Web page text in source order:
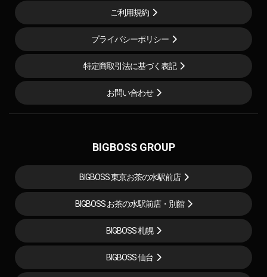
ご利用規約
プライバシーポリシー
特定商取引法に基づく表記
お問い合わせ
BIGBOSS GROUP
BIGBOSS 東京お茶の水駅前店
BIGBOSS お茶の水駅前店・別館
BIGBOSS 札幌
BIGBOSS 仙台